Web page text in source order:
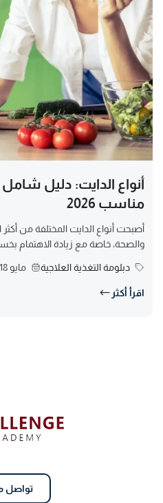
أنواع الدايت: دليل شامل
مناسب 2026
أصبحت أنواع الدايت المختلفة من
والصحة، خاصة مع زيادة الاهتمام
دبلومة التغذية العلاجية مايو 18, 2026
اقرأ أكثر
تواصل